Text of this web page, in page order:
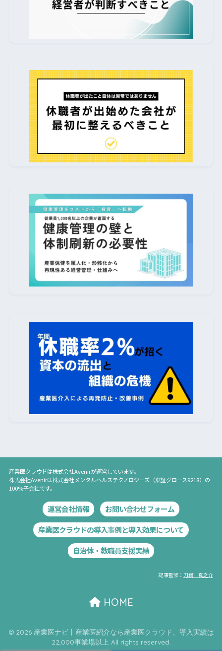
産業医クラウドは株式会社Avenirが運営しています。
株式会社Avenirは株式会社メンタルヘルステクノロジーズ（東証グロース9218）の
100%子会社です。
運営会社情報
お問い合わせフォーム
産業医クラウドの導入事例と導入効果について
自治体・教職員支援実績
記事監修： 刀禰 真之介
HOME
© 2026 産業医ナビ丨産業医紹介なら産業医クラウド、導入実績は
22,000事業場以上 All rights reserved.